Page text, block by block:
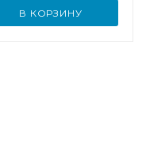
В КОРЗИНУ